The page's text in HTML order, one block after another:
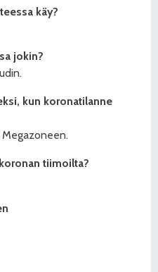
käy?
jokin?
kun koronatilanne
tiimoilta?